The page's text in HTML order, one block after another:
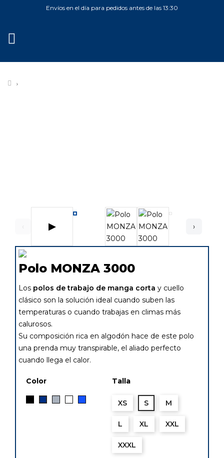
Envíos en el día para pedidos antes de las 13:30
▶ ›
Polo MONZA 3000
Los polos de trabajo de manga corta y cuello
clásico son la solución ideal cuando suben las
temperaturas o cuando trabajas en climas más
calurosos.
Su composición rica en algodón hace de este polo
una prenda muy transpirable, el aliado perfecto
cuando llega el calor.
Color
NegroMarino
GrisBlancoAzulina
Talla
XS S M
L XL XXL
XXXL